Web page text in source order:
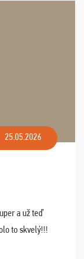
25.05.2026
a už teď
to skvelý!!!